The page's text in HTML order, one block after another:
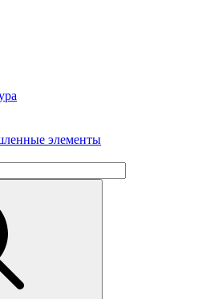
элементы